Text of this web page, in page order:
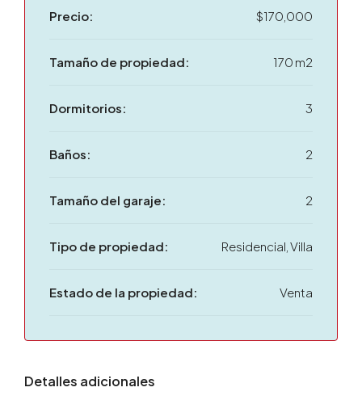
Precio: $170,000
Tamaño de propiedad: 170 m2
Dormitorios: 3
Baños: 2
Tamaño del garaje: 2
Tipo de propiedad: Residencial, Villa
Estado de la propiedad: Venta
Detalles adicionales